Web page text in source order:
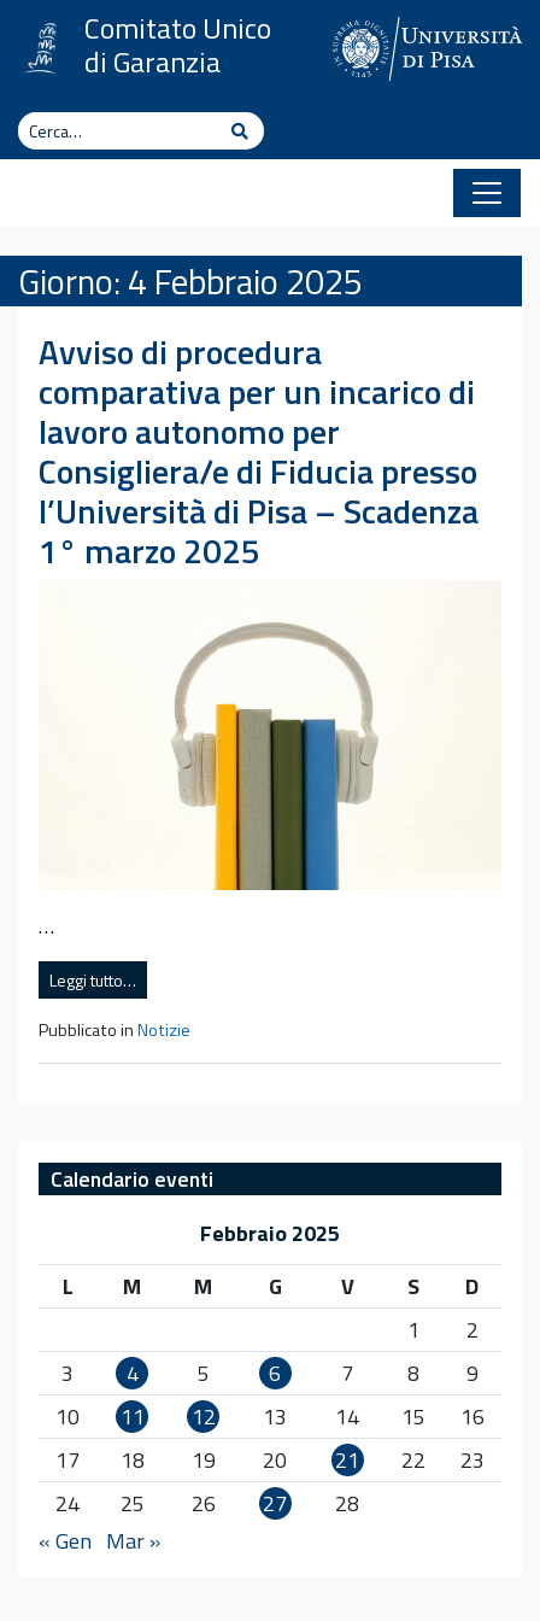
Vai al contenutoComitato Unico
di Garanzia
Cerca Cerca
Giorno:4 Febbraio 2025
Avviso di procedura
comparativa per un incarico di
lavoro autonomo per
Consigliera/e di Fiducia presso
l’Università di Pisa – Scadenza
1° marzo 2025
…
Leggi tutto…
Pubblicato inNotizie
Calendario eventi
Febbraio 2025
L
M M G V S
D
1
2
3
4 5 6 7 8
9
10
11 12 13 14 15
16
17
18 19 20 21 22
23
24
25 26 27
28
« Gen Mar »